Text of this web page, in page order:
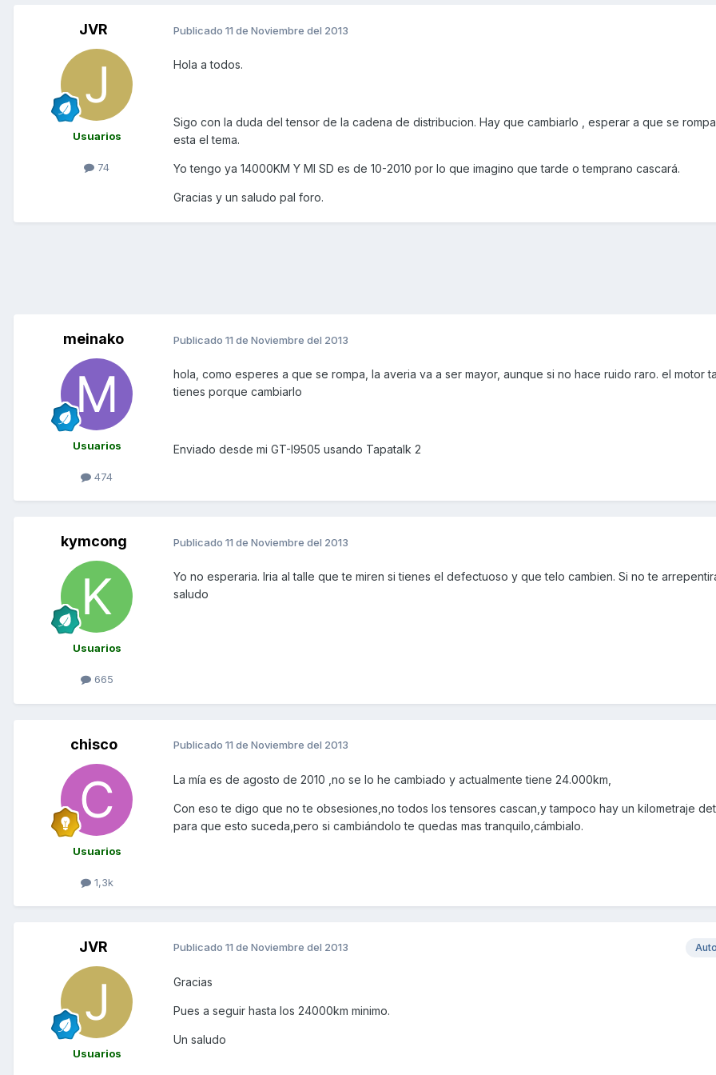
JVR
Usuarios
74
Publicado 11 de Noviembre del 2013
Hola a todos.
Sigo con la duda del tensor de la cadena de distribucion. Hay que cambiarlo , esperar a que se
esta el tema.
Yo tengo ya 14000KM Y MI SD es de 10-2010 por lo que imagino que tarde o temprano cascará.
Gracias y un saludo pal foro.
meinako
Usuarios
474
Publicado 11 de Noviembre del 2013
hola, como esperes a que se rompa, la averia va a ser mayor, aunque si no hace ruido raro. el motor
tienes porque cambiarlo
Enviado desde mi GT-I9505 usando Tapatalk 2
kymcong
Usuarios
665
Publicado 11 de Noviembre del 2013
Yo no esperaria. Iria al talle que te miren si tienes el defectuoso y que telo cambien. Si no te
saludo
chisco
Usuarios
1,3k
Publicado 11 de Noviembre del 2013
La mía es de agosto de 2010 ,no se lo he cambiado y actualmente tiene 24.000km,
Con eso te digo que no te obsesiones,no todos los tensores cascan,y tampoco hay un kilometraje
para que esto suceda,pero si cambiándolo te quedas mas tranquilo,cámbialo.
JVR
Usuarios
Publicado 11 de Noviembre del 2013
Gracias
Pues a seguir hasta los 24000km minimo.
Un saludo